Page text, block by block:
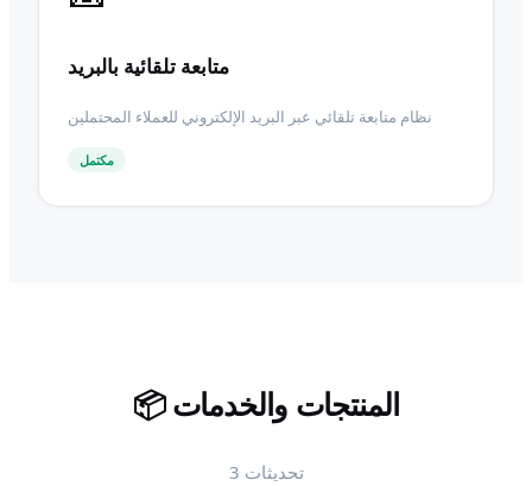
متابعة تلقائية بالبريد
نظام متابعة تلقائي عبر البريد الإلكتروني للعملاء المحتملين
مكتمل
📦 المنتجات والخدمات
3 تحديثات